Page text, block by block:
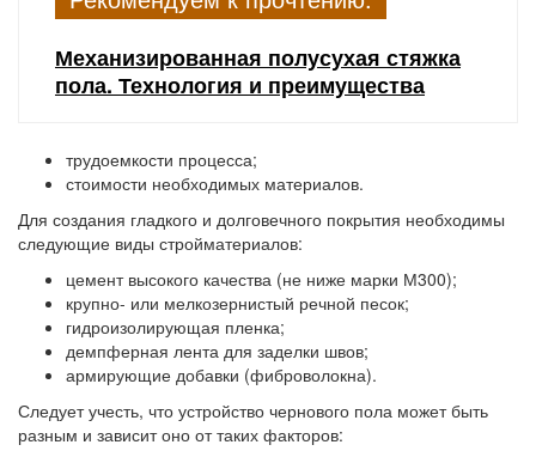
Механизированная полусухая стяжка
пола. Технология и преимущества
трудоемкости процесса;
стоимости необходимых материалов.
Для создания гладкого и долговечного покрытия необходимы
следующие виды стройматериалов:
цемент высокого качества (не ниже марки М300);
крупно- или мелкозернистый речной песок;
гидроизолирующая пленка;
демпферная лента для заделки швов;
армирующие добавки (фиброволокна).
Следует учесть, что устройство чернового пола может быть
разным и зависит оно от таких факторов: